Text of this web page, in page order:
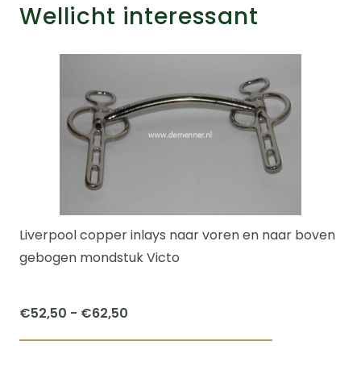
Wellicht interessant
Liverpool copper inlays naar voren en naar boven
gebogen mondstuk Victo
€52,50 - €62,50